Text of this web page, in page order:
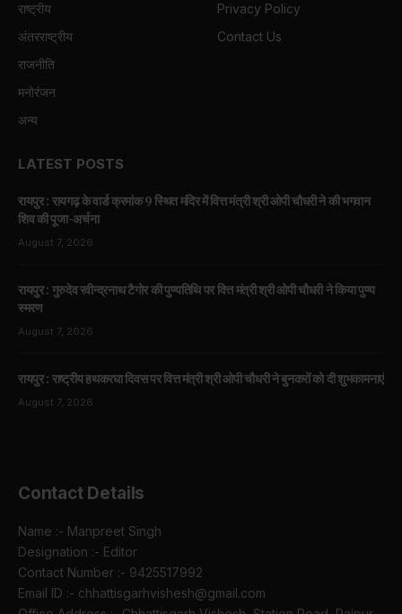
राष्ट्रीय
अंतरराष्ट्रीय
राजनीति
मनोरंजन
अन्य
Privacy Policy
Contact Us
LATEST POSTS
रायपुर : रायगढ़ के वार्ड क्रमांक 9 स्थित मंदिर में वित्त मंत्री श्री ओपी चौधरी ने की भगवान
शिव की पूजा-अर्चना
August 7, 2026
रायपुर : गुरुदेव रवीन्द्रनाथ टैगोर की पुण्यतिथि पर वित्त मंत्री श्री ओपी चौधरी ने किया पुण्य
स्मरण
August 7, 2026
रायपुर : राष्ट्रीय हथकरघा दिवस पर वित्त मंत्री श्री ओपी चौधरी ने बुनकरों को दी शुभकामनाएं
August 7, 2026
Contact Details
Name :- Manpreet Singh
Designation :- Editor
Contact Number :- 9425517992
Email ID :- chhattisgarhvishesh@gmail.com